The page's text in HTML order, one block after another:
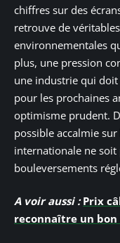
chiffres sur des
retrouve de
environnementales
plus, une pression
une industrie qui doit
pour les prochaines
optimisme prudent.
possible accalmie
internationale ne soit
bouleversements
A voir aussi : Prix
reconnaître un